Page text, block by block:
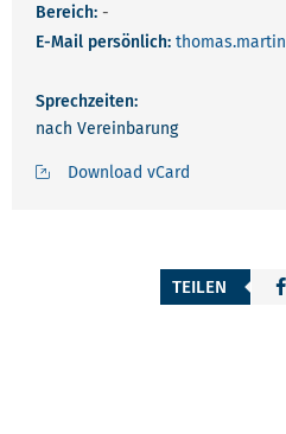
Bereich: -
E-Mail persönlich: thomas.martin
Sprechzeiten:
nach Vereinbarung
Download vCard
TEILEN